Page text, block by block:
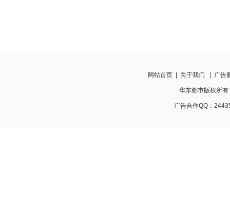
网站首页 关于我们 广告
华东都市版权所
广告合作QQ：